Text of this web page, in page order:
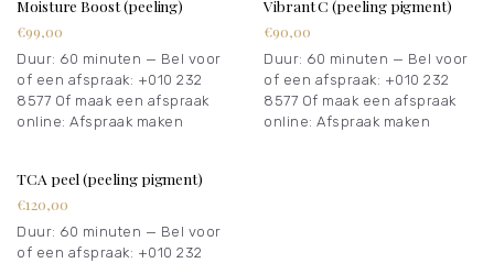
Moisture Boost (peeling)
€99,00
Duur: 60 minuten — Bel voor
of een afspraak: +010 232
8577 Of maak een afspraak
online: Afspraak maken
Vibrant C (peeling pigment)
€90,00
Duur: 60 minuten — Bel voor
of een afspraak: +010 232
8577 Of maak een afspraak
online: Afspraak maken
TCA peel (peeling pigment)
€120,00
Duur: 60 minuten — Bel voor
of een afspraak: +010 232